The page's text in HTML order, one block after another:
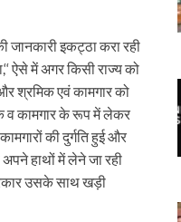
इकट्ठा करा रही
ऐसे में अगर किसी राज्य को
श्रमिक एवं कामगार को
व कामगार के रूप में लेकर
की दुर्गति हुई और
हाथों में लेने जा रही
उसके साथ खड़ी